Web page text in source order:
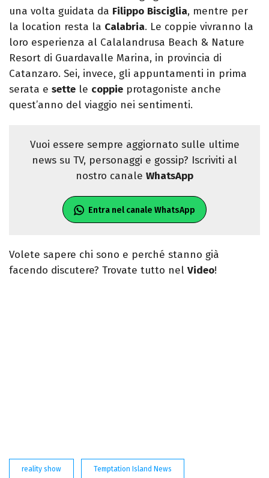
una volta guidata da Filippo Bisciglia, mentre per
la location resta la Calabria. Le coppie vivranno la
loro esperienza al Calalandrusa Beach & Nature
Resort di Guardavalle Marina, in provincia di
Catanzaro. Sei, invece, gli appuntamenti in prima
serata e sette le coppie protagoniste anche
quest’anno del viaggio nei sentimenti.
Vuoi essere sempre aggiornato sulle ultime
news su TV, personaggi e gossip? Iscriviti al
nostro canale WhatsApp
Entra nel canale WhatsApp
Volete sapere chi sono e perché stanno già
facendo discutere? Trovate tutto nel Video!
reality show Temptation Island News